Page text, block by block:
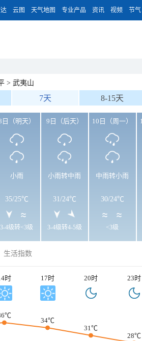
云图 天气地图 专业产品 资讯 视频 节气
> 武夷山
7天 8-15天
日（明天）
小雨
35/25℃
3-4级转<3级
9日（后天）
小雨转中雨
31/24℃
3-4级转4-5级
10日（周一）
中雨转小雨
30/24℃
<3级
生活指数
时 17时 20时 23时
34℃
31℃
28℃